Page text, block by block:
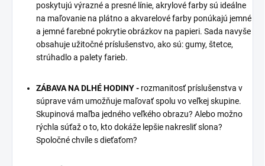
poskytujú výrazné a presné línie, akrylové farby sú ideálne
na maľovanie na plátno a akvarelové farby ponúkajú jemné
a jemné farebné pokrytie obrázkov na papieri. Sada navyše
obsahuje užitočné príslušenstvo, ako sú: gumy, štetce,
strúhadlo a palety farieb.
ZÁBAVA NA DLHÉ HODINY - rozmanitosť príslušenstva v
súprave vám umožňuje maľovať spolu vo veľkej skupine.
Skupinová maľba jedného veľkého obrazu? Alebo možno
rýchla súťaž o to, kto dokáže lepšie nakresliť slona?
Spoločné chvíle s dieťaťom?